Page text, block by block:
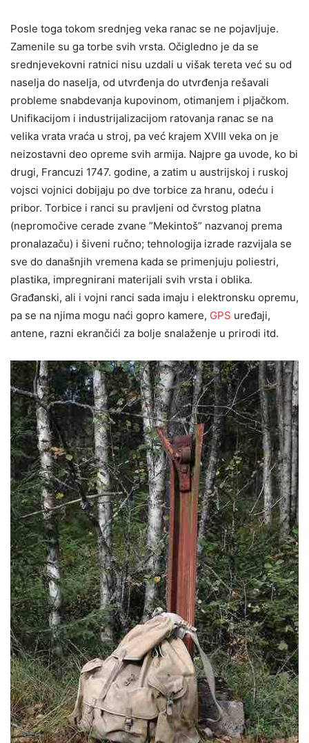
Posle toga tokom srednjeg veka ranac se ne pojavljuje.
Zamenile su ga torbe svih vrsta. Očigledno je da se
srednjevekovni ratnici nisu uzdali u višak tereta već su od
naselja do naselja, od utvrđenja do utvrđenja rešavali
probleme snabdevanja kupovinom, otimanjem i pljačkom.
Unifikacijom i industrijalizacijom ratovanja ranac se na
velika vrata vraća u stroj, pa već krajem XVIII veka on je
neizostavni deo opreme svih armija. Najpre ga uvode, ko bi
drugi, Francuzi 1747. godine, a zatim u austrijskoj i ruskoj
vojsci vojnici dobijaju po dve torbice za hranu, odeću i
pribor. Torbice i ranci su pravljeni od čvrstog platna
(nepromočive cerade zvane ”Mekintoš” nazvanoj prema
pronalazaču) i šiveni ručno; tehnologija izrade razvijala se
sve do današnjih vremena kada se primenjuju poliestri,
plastika, impregnirani materijali svih vrsta i oblika.
Građanski, ali i vojni ranci sada imaju i elektronsku opremu,
pa se na njima mogu naći gopro kamere, GPS uređaji,
antene, razni ekrančići za bolje snalaženje u prirodi itd.